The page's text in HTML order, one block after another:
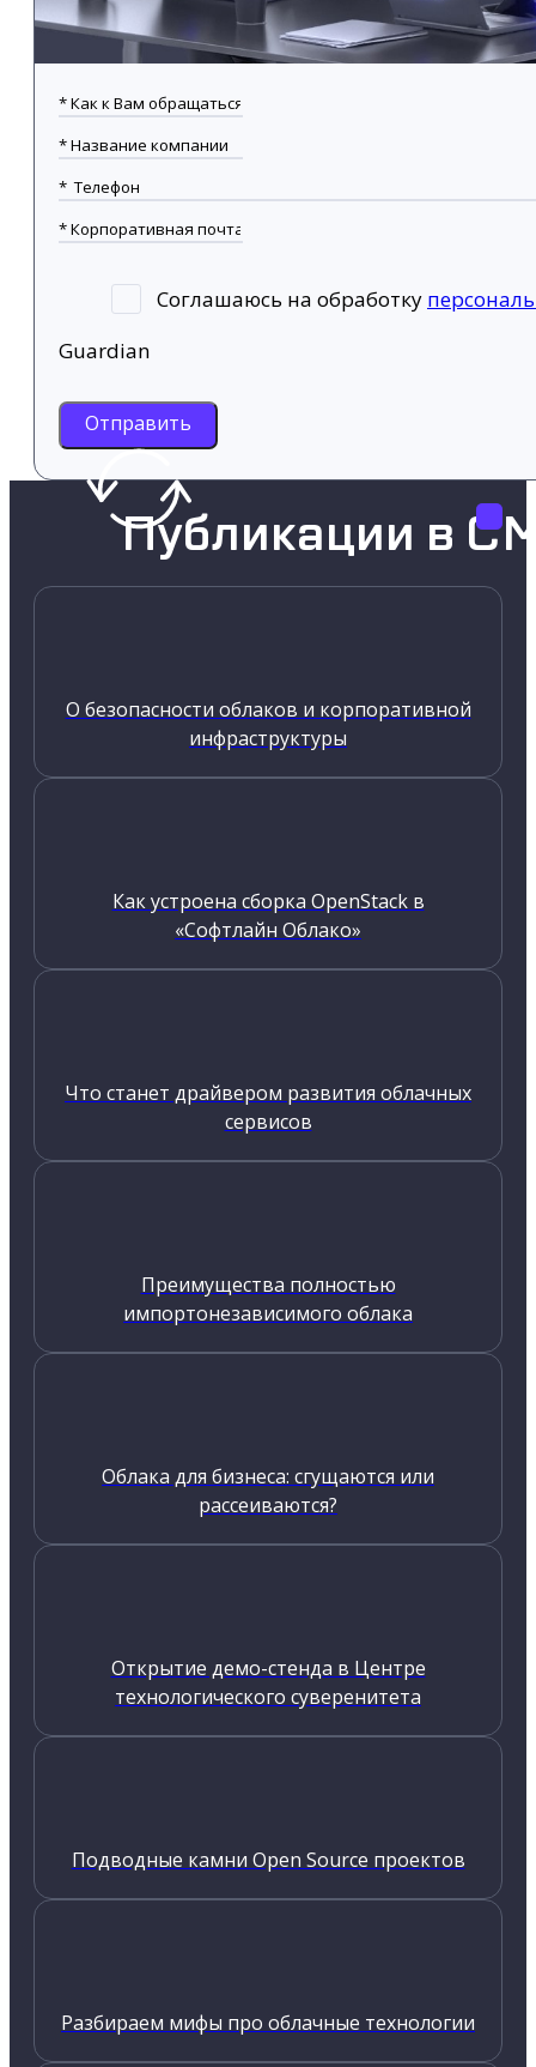
Соглашаюсь на обработку
Guardian
Отправить
Публикации в
О безопасности облаков и корпоративной
инфраструктуры
Как устроена сборка OpenStack в
«Софтлайн Облако»
Что станет драйвером развития облачных
сервисов
Преимущества полностью
импортонезависимого облака
Облака для бизнеса: сгущаются или
рассеиваются?
Открытие демо-стенда в Центре
технологического суверенитета
Подводные камни Open Source проектов
Разбираем мифы про облачные технологии